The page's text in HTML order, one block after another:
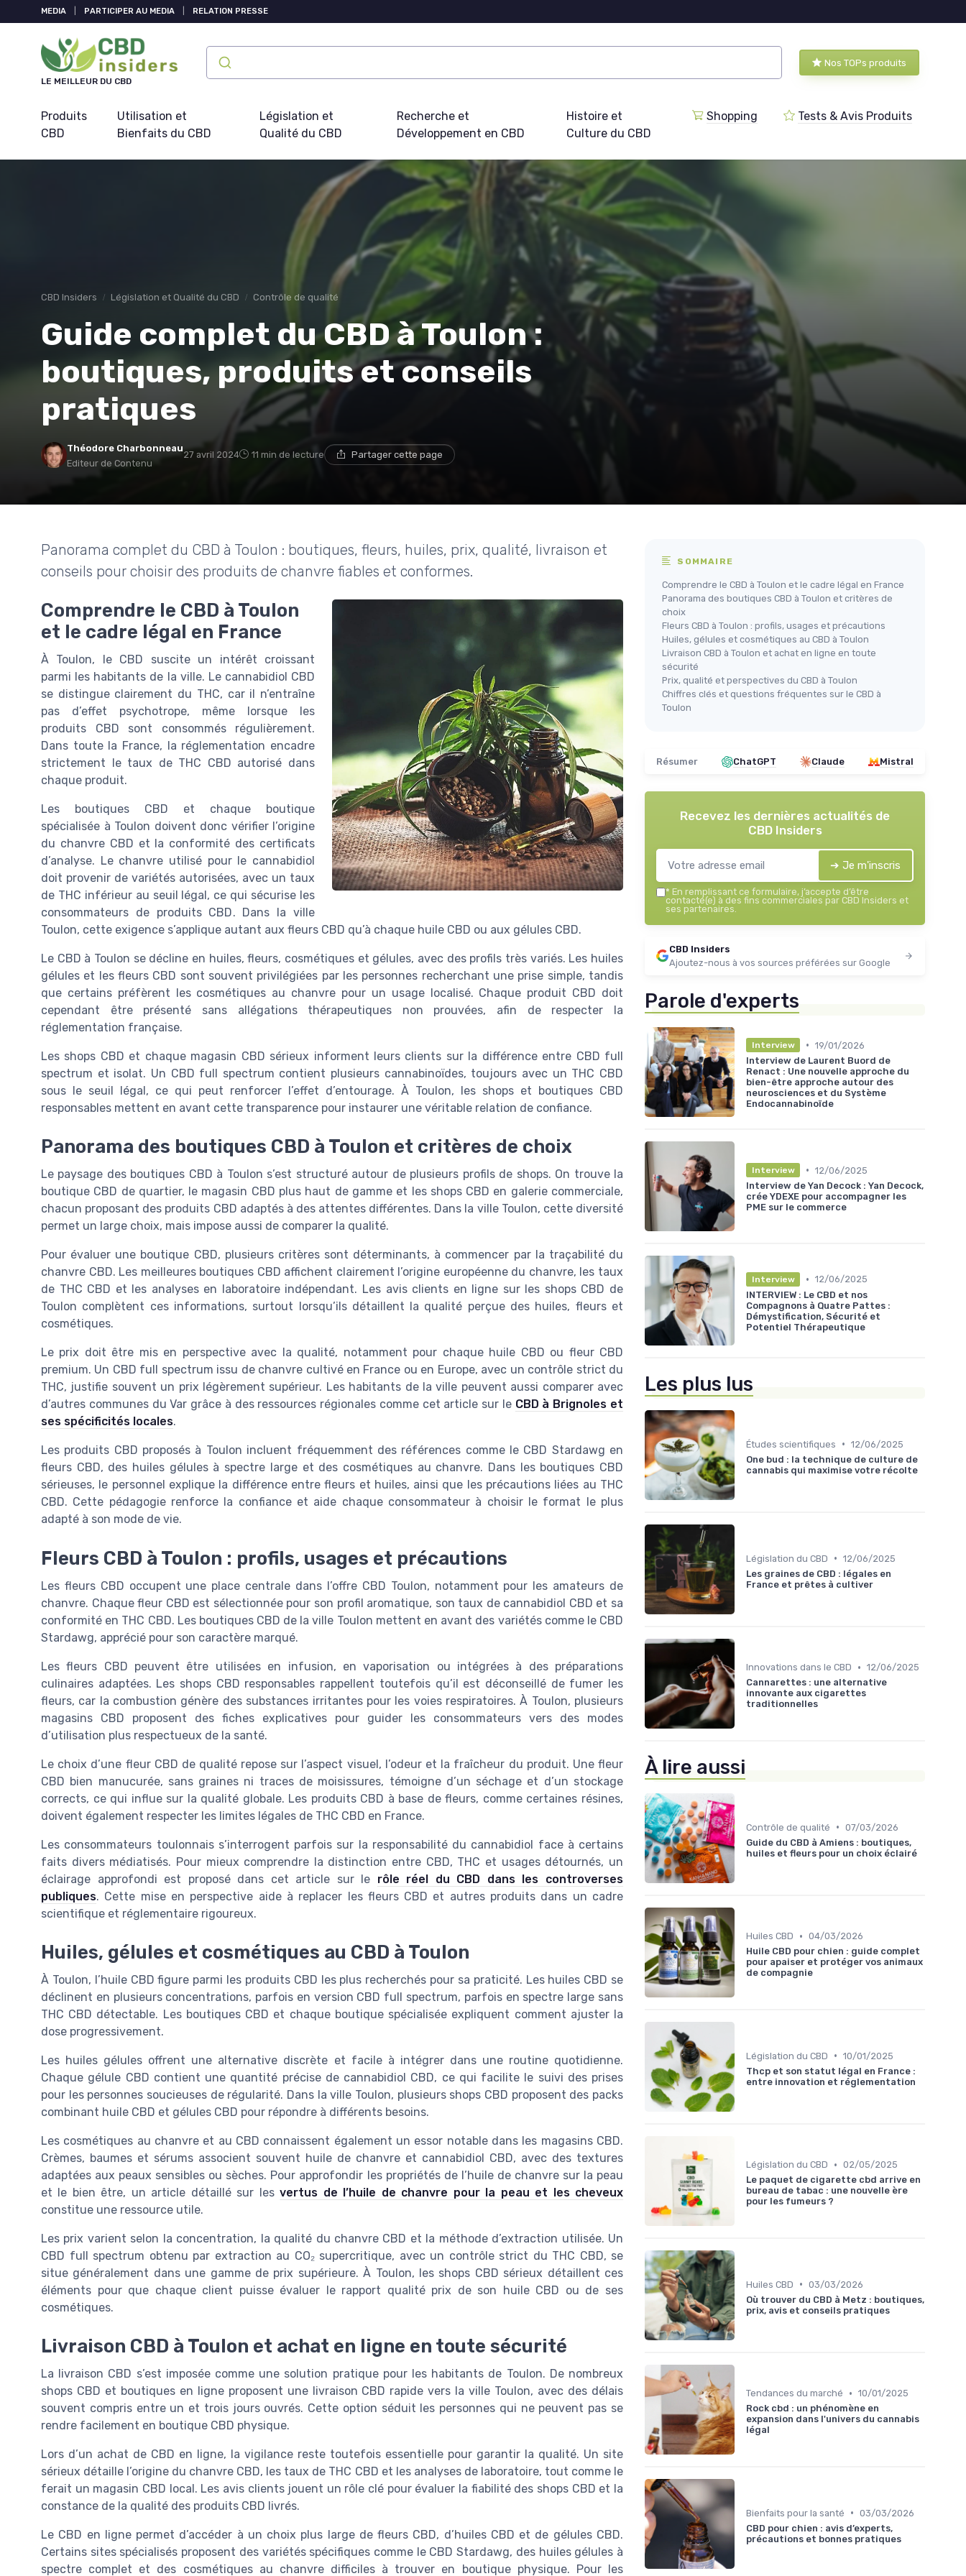
MEDIA PARTICIPER AU MEDIA RELATION PRESSE
LE MEILLEUR DU CBD
Nos TOPs produits
Produits
CBD
Utilisation et
Bienfaits du CBD
Législation et
Qualité du CBD
Recherche et
Développement en CBD
Histoire et
Culture du CBD
Shopping Tests & Avis Produits
CBD Insiders Législation et Qualité du CBD Contrôle de qualité
Guide complet du CBD à Toulon :
boutiques, produits et conseils
pratiques
Théodore Charbonneau
Editeur de Contenu
27 avril 2024 11 min de lecture Partager cette page
Panorama complet du CBD à Toulon : boutiques, fleurs, huiles, prix, qualité, livraison et
conseils pour choisir des produits de chanvre fiables et conformes.
Comprendre le CBD à Toulon
et le cadre légal en France
À Toulon, le CBD suscite un intérêt croissant
parmi les habitants de la ville. Le cannabidiol CBD
se distingue clairement du THC, car il n’entraîne
pas d’effet psychotrope, même lorsque les
produits CBD sont consommés régulièrement.
Dans toute la France, la réglementation encadre
strictement le taux de THC CBD autorisé dans
chaque produit.
Les boutiques CBD et chaque boutique
spécialisée à Toulon doivent donc vérifier l’origine
du chanvre CBD et la conformité des certificats
d’analyse. Le chanvre utilisé pour le cannabidiol
doit provenir de variétés autorisées, avec un taux
de THC inférieur au seuil légal, ce qui sécurise les
consommateurs de produits CBD. Dans la ville
Toulon, cette exigence s’applique autant aux fleurs CBD qu’à chaque huile CBD ou aux gélules CBD.
Le CBD à Toulon se décline en huiles, fleurs, cosmétiques et gélules, avec des profils très variés. Les huiles
gélules et les fleurs CBD sont souvent privilégiées par les personnes recherchant une prise simple, tandis
que certains préfèrent les cosmétiques au chanvre pour un usage localisé. Chaque produit CBD doit
cependant être présenté sans allégations thérapeutiques non prouvées, afin de respecter la
réglementation française.
Les shops CBD et chaque magasin CBD sérieux informent leurs clients sur la différence entre CBD full
spectrum et isolat. Un CBD full spectrum contient plusieurs cannabinoïdes, toujours avec un THC CBD
sous le seuil légal, ce qui peut renforcer l’effet d’entourage. À Toulon, les shops et boutiques CBD
responsables mettent en avant cette transparence pour instaurer une véritable relation de confiance.
Panorama des boutiques CBD à Toulon et critères de choix
Le paysage des boutiques CBD à Toulon s’est structuré autour de plusieurs profils de shops. On trouve la
boutique CBD de quartier, le magasin CBD plus haut de gamme et les shops CBD en galerie commerciale,
chacun proposant des produits CBD adaptés à des attentes différentes. Dans la ville Toulon, cette diversité
permet un large choix, mais impose aussi de comparer la qualité.
Pour évaluer une boutique CBD, plusieurs critères sont déterminants, à commencer par la traçabilité du
chanvre CBD. Les meilleures boutiques CBD affichent clairement l’origine européenne du chanvre, les taux
de THC CBD et les analyses en laboratoire indépendant. Les avis clients en ligne sur les shops CBD de
Toulon complètent ces informations, surtout lorsqu’ils détaillent la qualité perçue des huiles, fleurs et
cosmétiques.
Le prix doit être mis en perspective avec la qualité, notamment pour chaque huile CBD ou fleur CBD
premium. Un CBD full spectrum issu de chanvre cultivé en France ou en Europe, avec un contrôle strict du
THC, justifie souvent un prix légèrement supérieur. Les habitants de la ville peuvent aussi comparer avec
d’autres communes du Var grâce à des ressources régionales comme cet article sur le CBD à Brignoles et
ses spécificités locales.
Les produits CBD proposés à Toulon incluent fréquemment des références comme le CBD Stardawg en
fleurs CBD, des huiles gélules à spectre large et des cosmétiques au chanvre. Dans les boutiques CBD
sérieuses, le personnel explique la différence entre fleurs et huiles, ainsi que les précautions liées au THC
CBD. Cette pédagogie renforce la confiance et aide chaque consommateur à choisir le format le plus
adapté à son mode de vie.
Fleurs CBD à Toulon : profils, usages et précautions
Les fleurs CBD occupent une place centrale dans l’offre CBD Toulon, notamment pour les amateurs de
chanvre. Chaque fleur CBD est sélectionnée pour son profil aromatique, son taux de cannabidiol CBD et sa
conformité en THC CBD. Les boutiques CBD de la ville Toulon mettent en avant des variétés comme le CBD
Stardawg, apprécié pour son caractère marqué.
Les fleurs CBD peuvent être utilisées en infusion, en vaporisation ou intégrées à des préparations
culinaires adaptées. Les shops CBD responsables rappellent toutefois qu’il est déconseillé de fumer les
fleurs, car la combustion génère des substances irritantes pour les voies respiratoires. À Toulon, plusieurs
magasins CBD proposent des fiches explicatives pour guider les consommateurs vers des modes
d’utilisation plus respectueux de la santé.
Le choix d’une fleur CBD de qualité repose sur l’aspect visuel, l’odeur et la fraîcheur du produit. Une fleur
CBD bien manucurée, sans graines ni traces de moisissures, témoigne d’un séchage et d’un stockage
corrects, ce qui influe sur la qualité globale. Les produits CBD à base de fleurs, comme certaines résines,
doivent également respecter les limites légales de THC CBD en France.
Les consommateurs toulonnais s’interrogent parfois sur la responsabilité du cannabidiol face à certains
faits divers médiatisés. Pour mieux comprendre la distinction entre CBD, THC et usages détournés, un
éclairage approfondi est proposé dans cet article sur le rôle réel du CBD dans les controverses
publiques. Cette mise en perspective aide à replacer les fleurs CBD et autres produits dans un cadre
scientifique et réglementaire rigoureux.
Huiles, gélules et cosmétiques au CBD à Toulon
À Toulon, l’huile CBD figure parmi les produits CBD les plus recherchés pour sa praticité. Les huiles CBD se
déclinent en plusieurs concentrations, parfois en version CBD full spectrum, parfois en spectre large sans
THC CBD détectable. Les boutiques CBD et chaque boutique spécialisée expliquent comment ajuster la
dose progressivement.
Les huiles gélules offrent une alternative discrète et facile à intégrer dans une routine quotidienne.
Chaque gélule CBD contient une quantité précise de cannabidiol CBD, ce qui facilite le suivi des prises
pour les personnes soucieuses de régularité. Dans la ville Toulon, plusieurs shops CBD proposent des packs
combinant huile CBD et gélules CBD pour répondre à différents besoins.
Les cosmétiques au chanvre et au CBD connaissent également un essor notable dans les magasins CBD.
Crèmes, baumes et sérums associent souvent huile de chanvre et cannabidiol CBD, avec des textures
adaptées aux peaux sensibles ou sèches. Pour approfondir les propriétés de l’huile de chanvre sur la peau
et le bien être, un article détaillé sur lesvertus de l’huile de chanvre pour la peau et les cheveux
constitue une ressource utile.
Les prix varient selon la concentration, la qualité du chanvre CBD et la méthode d’extraction utilisée. Un
CBD full spectrum obtenu par extraction au CO₂ supercritique, avec un contrôle strict du THC CBD, se
situe généralement dans une gamme de prix supérieure. À Toulon, les shops CBD sérieux détaillent ces
éléments pour que chaque client puisse évaluer le rapport qualité prix de son huile CBD ou de ses
cosmétiques.
Livraison CBD à Toulon et achat en ligne en toute sécurité
La livraison CBD s’est imposée comme une solution pratique pour les habitants de Toulon. De nombreux
shops CBD et boutiques en ligne proposent une livraison CBD rapide vers la ville Toulon, avec des délais
souvent compris entre un et trois jours ouvrés. Cette option séduit les personnes qui ne peuvent pas se
rendre facilement en boutique CBD physique.
Lors d’un achat de CBD en ligne, la vigilance reste toutefois essentielle pour garantir la qualité. Un site
sérieux détaille l’origine du chanvre CBD, les taux de THC CBD et les analyses de laboratoire, tout comme le
ferait un magasin CBD local. Les avis clients jouent un rôle clé pour évaluer la fiabilité des shops CBD et la
constance de la qualité des produits CBD livrés.
Le CBD en ligne permet d’accéder à un choix plus large de fleurs CBD, d’huiles CBD et de gélules CBD.
Certains sites spécialisés proposent des variétés spécifiques comme le CBD Stardawg, des huiles gélules à
spectre complet et des cosmétiques au chanvre difficiles à trouver en boutique physique. Pour les
SOMMAIRE
Comprendre le CBD à Toulon et le cadre légal en France
Panorama des boutiques CBD à Toulon et critères de
choix
Fleurs CBD à Toulon : profils, usages et précautions
Huiles, gélules et cosmétiques au CBD à Toulon
Livraison CBD à Toulon et achat en ligne en toute
sécurité
Prix, qualité et perspectives du CBD à Toulon
Chiffres clés et questions fréquentes sur le CBD à
Toulon
Résumer ChatGPT Claude Mistral
Recevez les dernières actualités de
CBD Insiders
➔ Je m'inscris
* En remplissant ce formulaire, j’accepte d’être
contacté(e) à des fins commerciales par CBD Insiders et
ses partenaires.
CBD Insiders
Ajoutez-nous à vos sources préférées sur Google
Parole d'experts
Interview • 19/01/2026
Interview de Laurent Buord de
Renact : Une nouvelle approche du
bien-être approche autour des
neurosciences et du Système
Endocannabinoïde
Interview • 12/06/2025
Interview de Yan Decock : Yan Decock,
crée YDEXE pour accompagner les
PME sur le commerce
Interview • 12/06/2025
INTERVIEW : Le CBD et nos
Compagnons à Quatre Pattes :
Démystification, Sécurité et
Potentiel Thérapeutique
Les plus lus
Études scientifiques • 12/06/2025
One bud : la technique de culture de
cannabis qui maximise votre récolte
Législation du CBD • 12/06/2025
Les graines de CBD : légales en
France et prêtes à cultiver
Innovations dans le CBD • 12/06/2025
Cannarettes : une alternative
innovante aux cigarettes
traditionnelles
À lire aussi
Contrôle de qualité • 07/03/2026
Guide du CBD à Amiens : boutiques,
huiles et fleurs pour un choix éclairé
Huiles CBD • 04/03/2026
Huile CBD pour chien : guide complet
pour apaiser et protéger vos animaux
de compagnie
Législation du CBD • 10/01/2025
Thcp et son statut légal en France :
entre innovation et réglementation
Législation du CBD • 02/05/2025
Le paquet de cigarette cbd arrive en
bureau de tabac : une nouvelle ère
pour les fumeurs ?
Huiles CBD • 03/03/2026
Où trouver du CBD à Metz : boutiques,
prix, avis et conseils pratiques
Tendances du marché • 10/01/2025
Rock cbd : un phénomène en
expansion dans l'univers du cannabis
légal
Bienfaits pour la santé • 03/03/2026
CBD pour chien : avis d’experts,
précautions et bonnes pratiques
Panneau de gestion des cookies